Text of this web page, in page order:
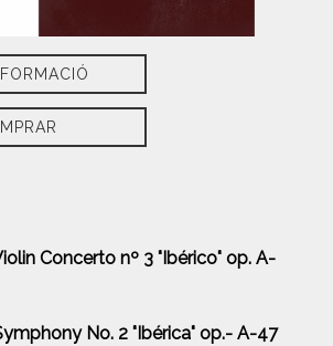
Concerto nº 3 "Ibérico" op. A-
No. 2 "Ibérica" op.- A-47